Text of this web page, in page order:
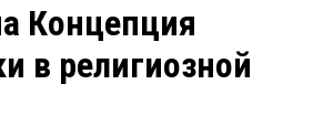
Концепция
в религиозной